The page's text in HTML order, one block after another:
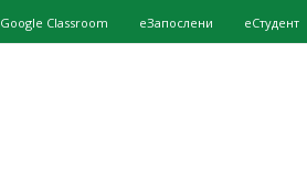
Google Classroom eЗапослени еСтудент